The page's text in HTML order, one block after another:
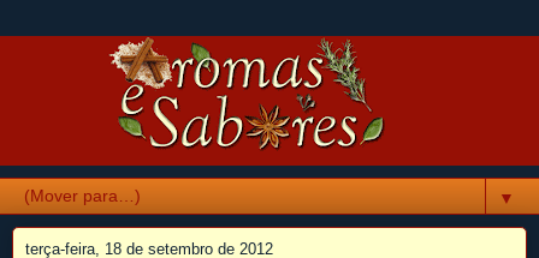
▼
terça-feira, 18 de setembro de 2012